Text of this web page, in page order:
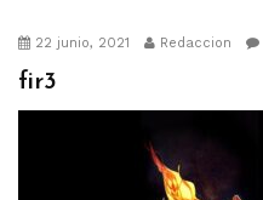
22 junio, 2021 Redaccion
fir3